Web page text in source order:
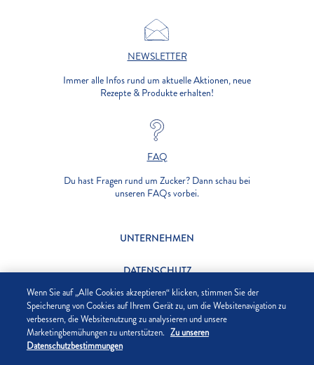
NEWSLETTER
Immer alle Infos rund um aktuelle Aktionen, neue
Rezepte & Produkte erhalten!
FAQ
Du hast Fragen rund um Zucker? Dann schau bei
unseren FAQs vorbei.
UNTERNEHMEN
DATENSCHUTZ
IMPRESSUM
COOKIE-EINSTELLUNGEN
Wenn Sie auf „Alle Cookies akzeptieren“ klicken, stimmen Sie der
Speicherung von Cookies auf Ihrem Gerät zu, um die Websitenavigation zu
verbessern, die Websitenutzung zu analysieren und unsere
Marketingbemühungen zu unterstützen. Zu unseren
Datenschutzbestimmungen